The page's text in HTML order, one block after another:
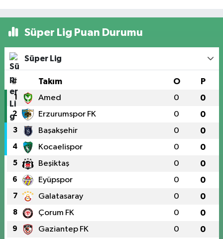
Süper Lig Puan Durumu
Süper Lig
# Takım O P
1 Amed 0 0
2 Erzurumspor FK 0 0
3 Başakşehir 0 0
4 Kocaelispor 0 0
5 Beşiktaş 0 0
6 Eyüpspor 0 0
7 Galatasaray 0 0
8 Çorum FK 0 0
9 Gaziantep FK 0 0